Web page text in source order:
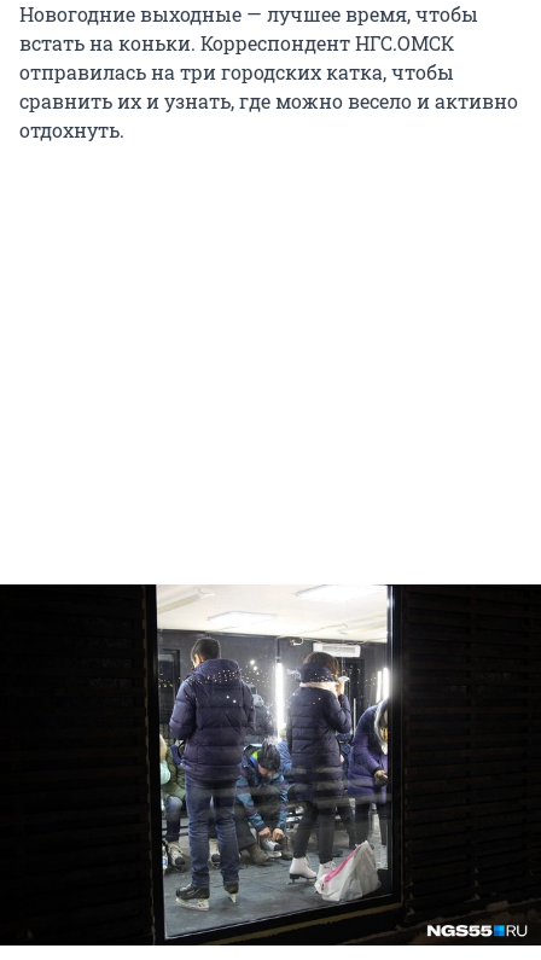
Новогодние выходные — лучшее время, чтобы
встать на коньки. Корреспондент НГС.ОМСК
отправилась на три городских катка, чтобы
сравнить их и узнать, где можно весело и активно
отдохнуть.